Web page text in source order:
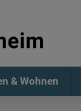
& Wohnen